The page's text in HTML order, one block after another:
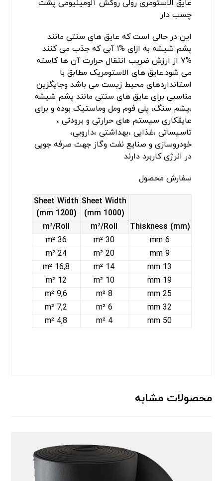
عایق الاستومری رولی روکش آلومینیومی پشت
چسب دار
این در حالی است که عایق های سنتی مانند
پشم شیشه به ازای %۱ آبی که جذب می کنند
%۷ از ارزش ضریب انتقال حرارت آن ها کاسته
می شود.عایق های الاستومریک مطابق با
استانداردهای محیط زیست می باشد وجایگزین
مناسبی برای عایق های سنتی مانند پشم شیشه
،پشم سنگ، پلی فوم ومل وماستیک بوده و برای
عایقکاری سیستم های حرارتی و برودتی ،
تاسیساتی ،غذایی ،بهداشتی ،دارویی،
خودروسازی و صنایع نفت وگاز جهت صرفه جویی
در انرژی کاربرد دارند
سفارش محصول
Sheet Width
(1000 mm)
Sheet Width
(1200 mm)
Thiskness (mm)
m²/Roll
m²/Roll
6 mm
30 m²
36 m²
9 mm
20 m²
24 m²
13 mm
14 m²
16,8 m²
19 mm
10 m²
12 m²
25 mm
8 m²
9,6 m²
32 mm
6 m²
7,2 m²
50 mm
4 m²
4,8 m²
محصولات مشابه